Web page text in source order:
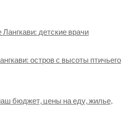
детские врачи
остров с высоты птичьего
бюджет, цены на еду, жилье,